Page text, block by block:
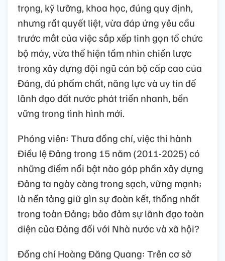
trọng, kỹ lưỡng, khoa học, đúng quy định,
nhưng rất quyết liệt, vừa đáp ứng yêu cầu
trước mắt của việc sắp xếp tinh gọn tổ chức
bộ máy, vừa thể hiện tầm nhìn chiến lược
trong xây dựng đội ngũ cán bộ cấp cao của
Đảng, đủ phẩm chất, năng lực và uy tín để
lãnh đạo đất nước phát triển nhanh, bền
vững trong tình hình mới.
Phóng viên: Thưa đồng chí, việc thi hành
Điều lệ Đảng trong 15 năm (2011-2025) có
những điểm nổi bật nào góp phần xây dựng
Đảng ta ngày càng trong sạch, vững mạnh;
là nền tảng giữ gìn sự đoàn kết, thống nhất
trong toàn Đảng; bảo đảm sự lãnh đạo toàn
diện của Đảng đối với Nhà nước và xã hội?
Đồng chí Hoàng Đăng Quang: Trên cơ sở